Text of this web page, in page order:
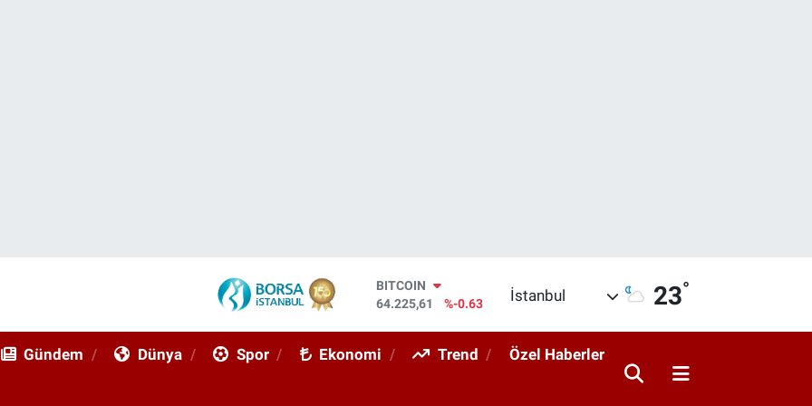
DOLAR
47,7143
%0.16
STERLİN
İstanbul 23°
Gündem Dünya Spor Ekonomi Trend Özel Haberler